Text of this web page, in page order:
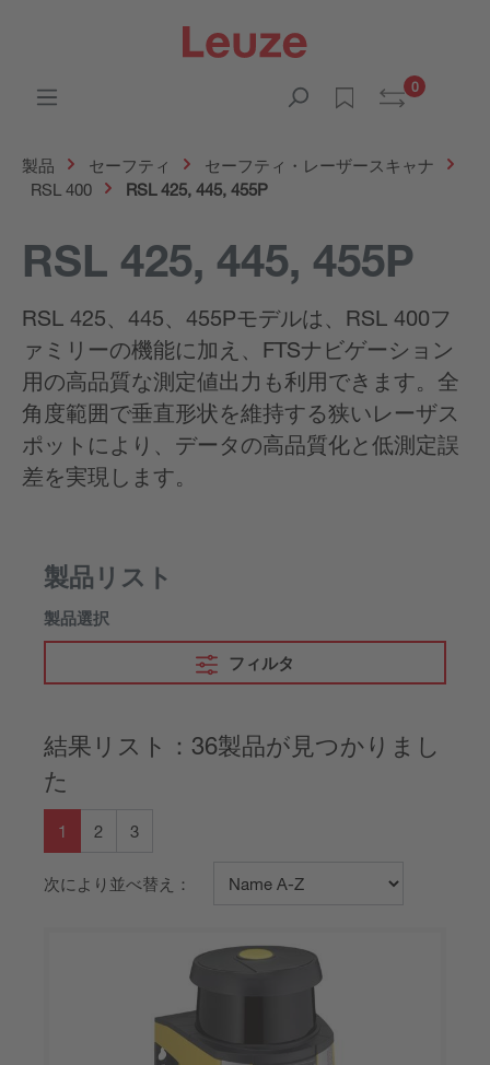
0
製品 セーフティ
セーフティ・レーザースキャナ
RSL 400
RSL 425, 445, 455P
RSL 425, 445, 455P
RSL 425、445、455Pモデルは、RSL 400フ
ァミリーの機能に加え、FTSナビゲーション
用の高品質な測定値出力も利用できます。全
角度範囲で垂直形状を維持する狭いレーザス
ポットにより、データの高品質化と低測定誤
差を実現します。
製品リスト
製品選択
フィルタ
結果リスト：36製品が見つかりまし
た
1 2 3
次により並べ替え：